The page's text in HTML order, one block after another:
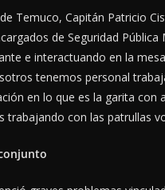
Temuco, Capitán Patricio
de Seguridad
e interactuando en la
tenemos personal
en lo que es la garita
con las patrullas